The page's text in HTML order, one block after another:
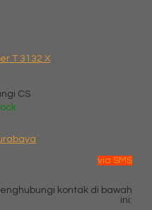
T 3132 X
CS
via SMS
kontak di bawah
ini: